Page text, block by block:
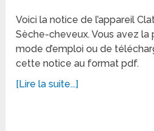
Voici la notice de l’appareil
Sèche-cheveux. Vous avez la
mode d’emploi ou de
cette notice au format pdf.
[Lire la suite...]